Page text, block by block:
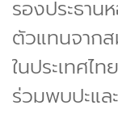
รองประธาน
ตัวแทนจากส
ในประเทศไ
ร่วมพบปะแ